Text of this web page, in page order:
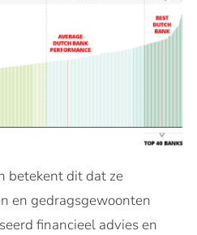
betekent dit dat ze
en gedragsgewoonten
financieel advies en